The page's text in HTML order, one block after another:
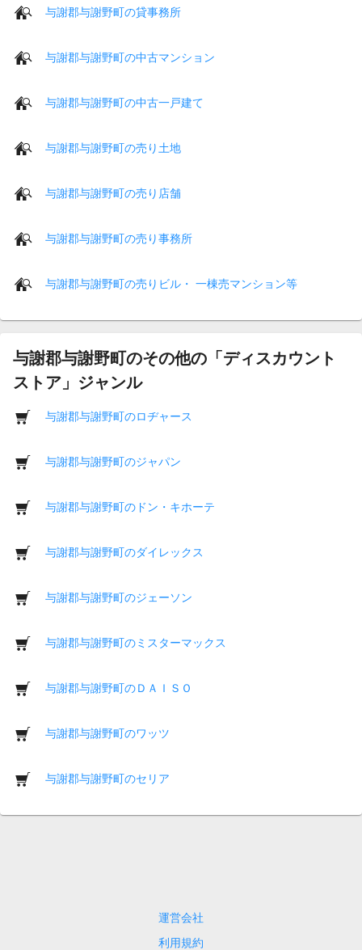
与謝郡与謝野町の貸事務所
与謝郡与謝野町の中古マンション
与謝郡与謝野町の中古一戸建て
与謝郡与謝野町の売り土地
与謝郡与謝野町の売り店舗
与謝郡与謝野町の売り事務所
与謝郡与謝野町の売りビル・ 一棟売マンション等
与謝郡与謝野町のその他の「ディスカウント
ストア」ジャンル
与謝郡与謝野町のロヂャース
与謝郡与謝野町のジャパン
与謝郡与謝野町のドン・キホーテ
与謝郡与謝野町のダイレックス
与謝郡与謝野町のジェーソン
与謝郡与謝野町のミスターマックス
与謝郡与謝野町のＤＡＩＳＯ
与謝郡与謝野町のワッツ
与謝郡与謝野町のセリア
運営会社
利用規約